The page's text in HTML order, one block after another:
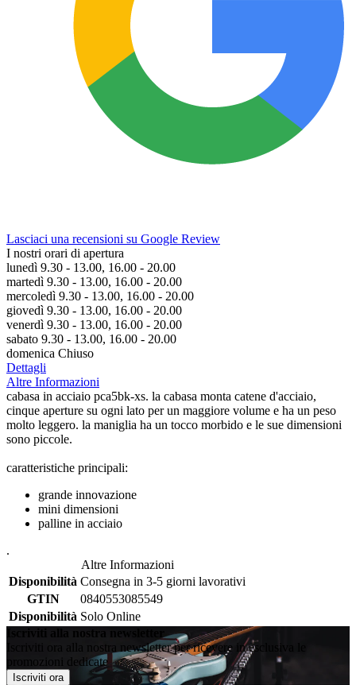
Lasciaci una recensioni su Google Review
I nostri orari di apertura
lunedì 9.30 - 13.00, 16.00 - 20.00
martedì 9.30 - 13.00, 16.00 - 20.00
mercoledì 9.30 - 13.00, 16.00 - 20.00
giovedì 9.30 - 13.00, 16.00 - 20.00
venerdì 9.30 - 13.00, 16.00 - 20.00
sabato 9.30 - 13.00, 16.00 - 20.00
domenica Chiuso
Dettagli
Altre Informazioni
cabasa in acciaio pca5bk-xs. la cabasa monta catene d'acciaio,
cinque aperture su ogni lato per un maggiore volume e ha un peso
molto leggero. la maniglia ha un tocco morbido e le sue dimensioni
sono piccole.
caratteristiche principali:
grande innovazione
mini dimensioni
palline in acciaio
.
Altre Informazioni
Disponibilità Consegna in 3-5 giorni lavorativi
GTIN
0840553085549
Disponibilità Solo Online
Iscriviti alla nostra newsletter
Iscriviti ora alla nostra newsletter per ricevere in esclusiva le
promozioni dedicate
Iscriviti ora